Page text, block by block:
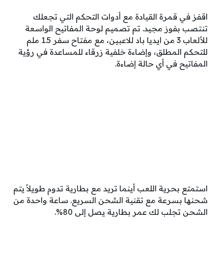
اقفز في قمرة القيادة مع أدوات التحكم التي تجعلك
تنتصب بفوز مجيد. تم تصميم لوحة المفاتيح الواسعة
للألعاب 3 من ايديا باد للاعبين، مع مفتاح سفر 1.5 ملم
للتحكم المطلق، وإضاءة خلفية زرقاء للمساعدة في رؤية
المفاتيح في أي حالة إضاءة.
استمتع بحرية اللعب أينما تريد مع بطارية تدوم طويلاً يتم
شحنها بسرعة مع تقنية الشحن السريع. ساعة واحدة من
الشحن تجلب لك عمر بطارية يصل إلى 80%.